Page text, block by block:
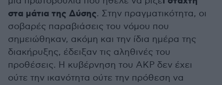
στα μάτια της Δύσης. Στην πραγματικότητα, οι
σοβαρές παραβιάσεις του νόμου που
σημειώθηκαν, ακόμη και την ίδια ημέρα της
διακήρυξης, έδειξαν τις αληθινές του
προθέσεις. Η κυβέρνηση του AKP δεν έχει
ούτε την ικανότητα ούτε την πρόθεση να